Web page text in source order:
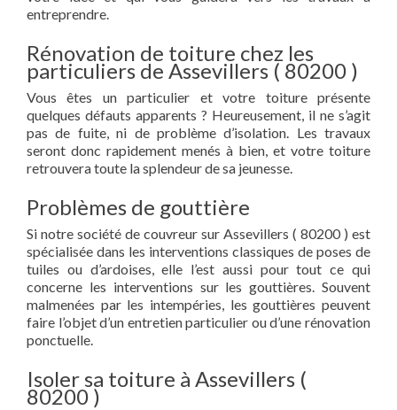
entreprendre.
Rénovation de toiture chez les
particuliers de Assevillers ( 80200 )
Vous êtes un particulier et votre toiture présente
quelques défauts apparents ? Heureusement, il ne s’agit
pas de fuite, ni de problème d’isolation. Les travaux
seront donc rapidement menés à bien, et votre toiture
retrouvera toute la splendeur de sa jeunesse.
Problèmes de gouttière
Si notre société de couvreur sur Assevillers ( 80200 ) est
spécialisée dans les interventions classiques de poses de
tuiles ou d’ardoises, elle l’est aussi pour tout ce qui
concerne les interventions sur les gouttières. Souvent
malmenées par les intempéries, les gouttières peuvent
faire l’objet d’un entretien particulier ou d’une rénovation
ponctuelle.
Isoler sa toiture à Assevillers (
80200 )